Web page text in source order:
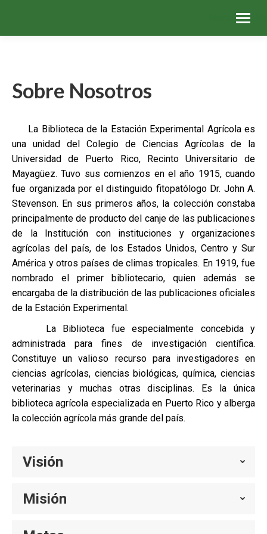
Menú
Sobre Nosotros
La Biblioteca de la Estación Experimental Agrícola es
una unidad del Colegio de Ciencias Agrícolas de la
Universidad de Puerto Rico, Recinto Universitario de
Mayagüez. Tuvo sus comienzos en el año 1915, cuando
fue organizada por el distinguido fitopatólogo Dr. John A.
Stevenson. En sus primeros años, la colección constaba
principalmente de producto del canje de las publicaciones
de la Institución con instituciones y organizaciones
agrícolas del país, de los Estados Unidos, Centro y Sur
América y otros países de climas tropicales. En 1919, fue
nombrado el primer bibliotecario, quien además se
encargaba de la distribución de las publicaciones oficiales
de la Estación Experimental.
La Biblioteca fue especialmente concebida y
administrada para fines de investigación científica.
Constituye un valioso recurso para investigadores en
ciencias agrícolas, ciencias biológicas, química, ciencias
veterinarias y muchas otras disciplinas. Es la única
biblioteca agrícola especializada en Puerto Rico y alberga
la colección agrícola más grande del país.
Visión
Misión